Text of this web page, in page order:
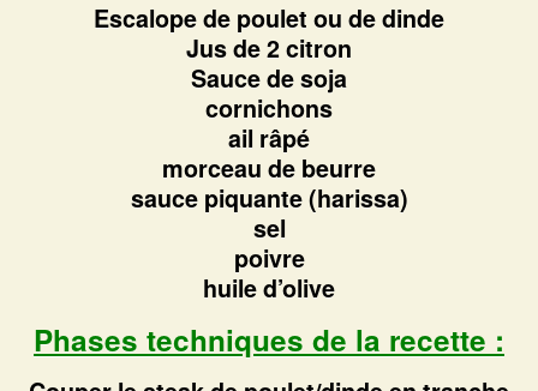
Escalope de poulet ou de dinde
Jus de 2 citron
Sauce de soja
cornichons
ail râpé
morceau de beurre
sauce piquante (harissa)
sel
poivre
huile d’olive
Phases techniques de la recette :